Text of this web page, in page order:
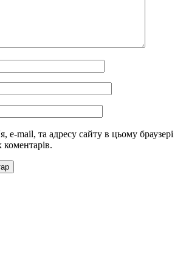
e-mail, та адресу сайту в цьому браузері